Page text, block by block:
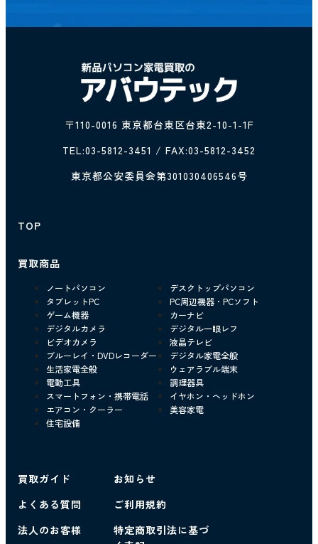
〒110-0016 東京都台東区台東2-10-1-1F
TEL:03-5812-3451 / FAX:03-5812-3452
東京都公安委員会第301030406546号
TOP
買取商品
ノートパソコン
デスクトップパソコン
タブレットPC
PC周辺機器・PCソフト
ゲーム機器
カーナビ
デジタルカメラ
デジタル一眼レフ
ビデオカメラ
液晶テレビ
ブルーレイ・DVDレコーダー
デジタル家電全般
生活家電全般
ウェアラブル端末
電動工具
調理器具
スマートフォン・携帯電話
イヤホン・ヘッドホン
エアコン・クーラー
美容家電
住宅設備
買取ガイド
よくある質問
法人のお客様
お知らせ
ご利用規約
特定商取引法に基づ